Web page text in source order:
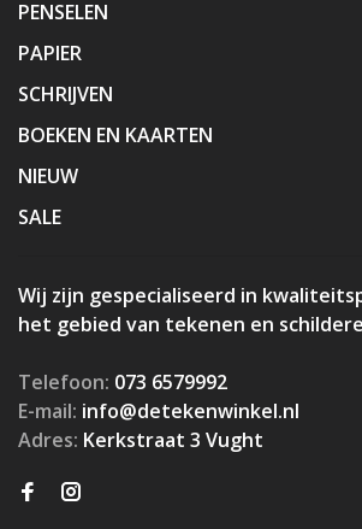
PENSELEN
PAPIER
SCHRIJVEN
BOEKEN EN KAARTEN
NIEUW
SALE
Wij zijn gespecialiseerd in
het gebied van tekenen en
Telefoon: 073 6579992
E-mail: info@detekenwinkel.nl
Adres: Kerkstraat 3 Vught